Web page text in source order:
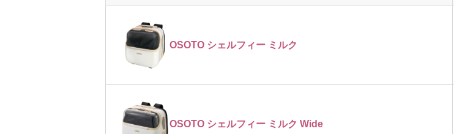
OSOTO シェルフィー ミルク
OSOTO シェルフィー ミルク Wide